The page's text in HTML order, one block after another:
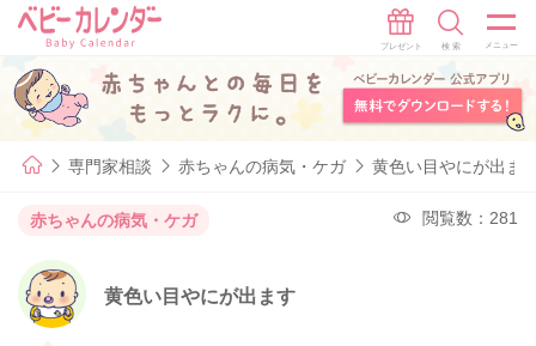
専門家相談 赤ちゃんの病気・ケガ 黄色い目やにが出ま
赤ちゃんの病気・ケガ 閲覧数：281
黄色い目やにが出ます